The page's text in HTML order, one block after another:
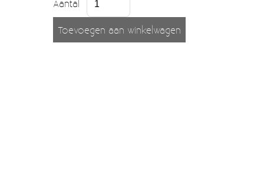
Keuken accessoires
Smeg 50s klein elektro
Aantal